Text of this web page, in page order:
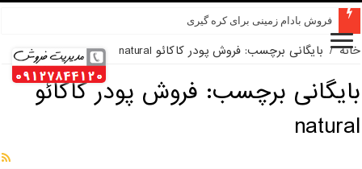
فروش بادام زمینی برای کره گیری
خانه / بایگانی برچسب: فروش پودر کاکائو natural
بایگانی برچسب: فروش پودر کاکائو
natural